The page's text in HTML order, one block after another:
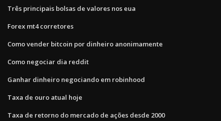
Três principais bolsas de valores nos eua
Forex mt4 corretores
Como vender bitcoin por dinheiro anonimamente
Como negociar dia reddit
Ganhar dinheiro negociando em robinhood
Taxa de ouro atual hoje
Taxa de retorno do mercado de ações desde 2000